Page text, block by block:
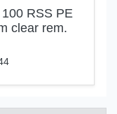
RSS PE
clear rem.